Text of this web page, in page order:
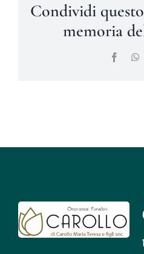
Condividi
memoria